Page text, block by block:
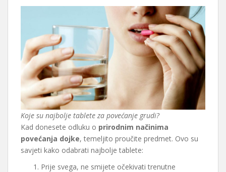
Koje su najbolje tablete za povećanje grudi?
Kad donesete odluku o prirodnim načinima
povećanja dojke, temeljito proučite predmet. Ovo su
savjeti kako odabrati najbolje tablete:
Prije svega, ne smijete očekivati trenutne